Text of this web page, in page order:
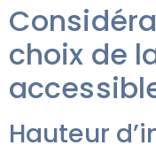
choix de
Hauteur